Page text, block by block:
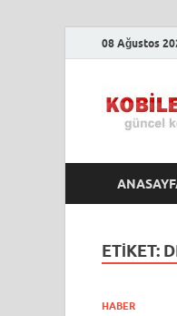
08 Ağustos
ETIKET:
HABER